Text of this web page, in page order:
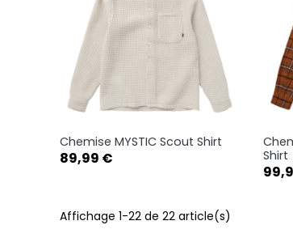
 Aperçu rapide
Chemise MYSTIC Scout Shirt
Prix
89,99 €
Shirt
Prix
Affichage 1-22 de 22 article(s)